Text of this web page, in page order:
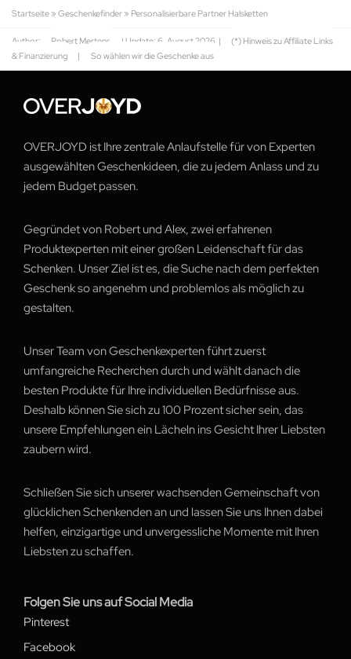
Startseite » Geschenkefinder » Personalisierbare Partner Halsketten
Author: Robert Mertens | Update: 6. August 2026 |
(*) Hinweis zu Affiliate Links
& Finanzierung
| So wählen wir die Geschenke aus
OVERJOYD ist Ihre zentrale Anlaufstelle für von Experten
ausgewählten Geschenkideen, die zu jedem Anlass und zu
jedem Budget passen.
Gegründet von Robert und Alex, zwei erfahrenen
Produktexperten mit einer großen Leidenschaft für das
Schenken. Unser Ziel ist es, die Suche nach dem perfekten
Geschenk so angenehm und problemlos als möglich zu
gestalten.
Unser Team von Geschenkexperten führt zuerst
umfangreiche Recherchen durch und wählt danach die
besten Produkte für Ihre individuellen Bedürfnisse aus.
Deshalb können Sie sich zu 100 Prozent sicher sein, das
unsere Empfehlungen ein Lächeln ins Gesicht Ihrer Liebsten
zaubern wird.
Schließen Sie sich unserer wachsenden Gemeinschaft von
glücklichen Schenkenden an und lassen Sie uns Ihnen dabei
helfen, einzigartige und unvergessliche Momente mit Ihren
Liebsten zu schaffen.
Folgen Sie uns auf Social Media
Pinterest
Facebook